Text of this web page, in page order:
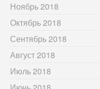
Ноябрь 2018
Октябрь 2018
Сентябрь 2018
Август 2018
Июль 2018